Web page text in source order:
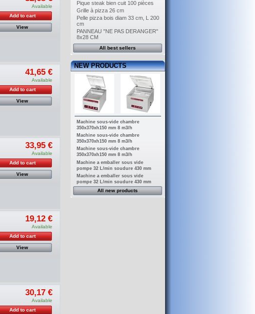
Available
Add to cart
View
41,65 €
Available
Add to cart
View
33,95 €
Available
Add to cart
View
19,12 €
Available
Add to cart
View
30,17 €
Available
Add to cart
Pique steak bien cuit 100 pièces
Grille à pizza 26 cm
Pelle pizza bois diam 33 cm, L 200
cm
PANNEAU "NE PAS DERANGER"
8x28 CM
All best sellers
NEW PRODUCTS
Machine sous-vide chambre
350x370xh150 mm 8 m3/h
Machine sous-vide chambre
350x370xh150 mm 8 m3/h
Machine sous-vide chambre
350x370xh150 mm 8 m3/h
Machine a emballer sous vide
pompe 32 L/min soudure 430 mm
Machine a emballer sous vide
pompe 32 L/min soudure 430 mm
All new products